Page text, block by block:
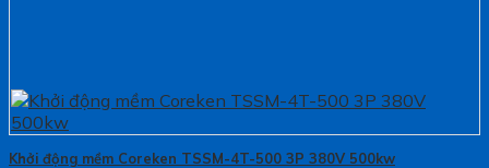
Khởi động mềm Coreken TSSM-4T-500 3P 380V 500kw